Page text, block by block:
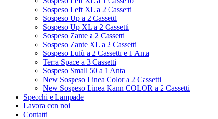
Sospeso Left XL a 2 Cassetti
Sospeso Up a 2 Cassetti
Sospeso Up XL a 2 Cassetti
Sospeso Zante a 2 Cassetti
Sospeso Zante XL a 2 Cassetti
Sospeso Lulù a 2 Cassetti e 1 Anta
Terra Space a 3 Cassetti
Sospeso Small 50 a 1 Anta
New Sospeso Linea Color a 2 Cassetti
New Sospeso Linea Kann COLOR a 2 Cassetti
Specchi e Lampade
Lavora con noi
Contatti